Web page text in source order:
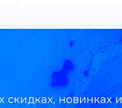
скидках, новинках и